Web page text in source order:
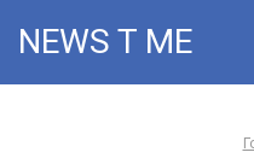
NEWS T:ME